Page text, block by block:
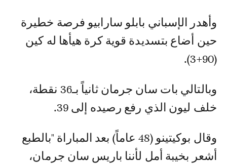
وأهدر الإسباني بابلو سارابيو فرصة خطيرة
حين أضاع بتسديدة قوية كرة هيأها له كين
(90+3).
وبالتالي بات سان جرمان ثانياً بـ36 نقطة،
خلف ليون الذي رفع رصيده إلى 39.
وقال بوكيتينو (48 عاماً) بعد المباراة "بالطبع
أشعر بخيبة أمل لأننا باريس سان جرمان،